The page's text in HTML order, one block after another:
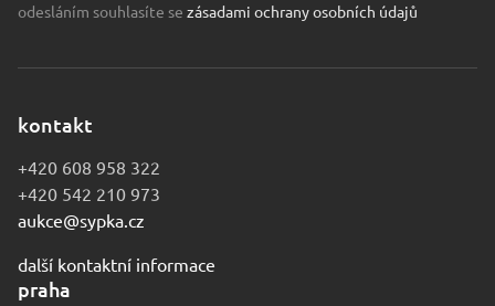
odesláním souhlasíte se zásadami ochrany osobních údajů
kontakt
+420 608 958 322
+420 542 210 973
aukce@sypka.cz
další kontaktní informace
praha